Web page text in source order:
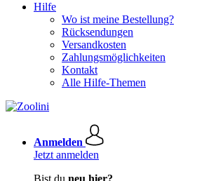
Hilfe
Wo ist meine Bestellung?
Rücksendungen
Versandkosten
Zahlungsmöglichkeiten
Kontakt
Alle Hilfe-Themen
Anmelden
Jetzt anmelden
Bist du neu hier?